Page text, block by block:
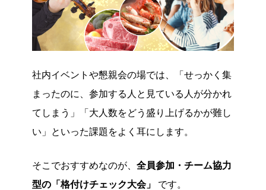
社内イベントや懇親会の場では、「せっかく集
まったのに、参加する人と見ている人が分かれ
てしまう」「大人数をどう盛り上げるかが難し
い」といった課題をよく耳にします。
そこでおすすめなのが、 全員参加・チーム協力
型の「格付けチェック大会」
です。